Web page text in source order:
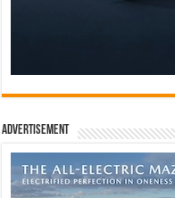
Advertisement